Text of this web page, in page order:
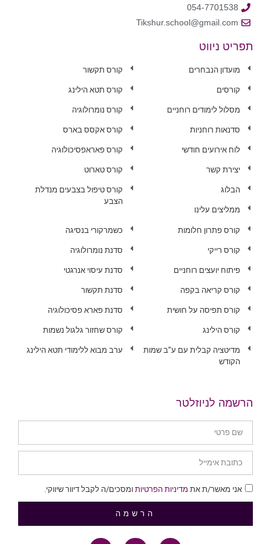
054-7701538
Tikshur.school@gmail.com
תפריט ניווט
מועדון הנבחרים
קורסים
מסלול לימודים רוחניים
סדנאות רוחניות
לוח אירועים חודשי
יצירת קשר
הבלוג
ממליצים עלינו
קורס תקשור
קורס תטא הילינג
קורס נומרולוגיה
קורס אקסס בארס
קורס פאראפסיכולוגיה
קורס טארוט
קורס טיפול בצבעים מנדלת
הצבע
קורס פתרון חלומות
קורס רייקי
פיתוח יועצים רוחניים
קורס קריאה בקפה
קורס תפיסה על חושית
קורס הילינג
מדיטציה קבלית עם ע"ב שמות
הקודש
כשמרקורי בנסיגה
סדנת נומרולוגיה
סדנת עיסוי אנרגטי
סדנת תקשור
סדנת פארא פסיכולוגיה
קורס שחזור גלגול נשמות
ערב מבוא ללימודי תטא הילינג
הרשמה לניוזלטר
אני מאשר/ת את מדיניות הפרטיות ומסכים/ה לקבל דיוור שיווקי.
הרשמה